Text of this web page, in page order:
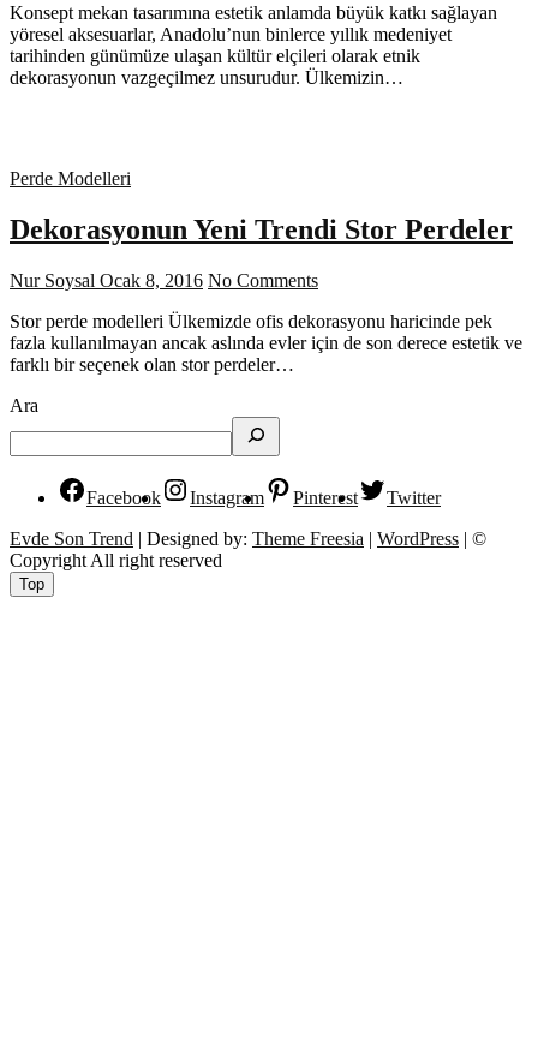
Konsept mekan tasarımına estetik anlamda büyük katkı sağlayan
yöresel aksesuarlar, Anadolu’nun binlerce yıllık medeniyet
tarihinden günümüze ulaşan kültür elçileri olarak etnik
dekorasyonun vazgeçilmez unsurudur. Ülkemizin…
Perde Modelleri
Dekorasyonun Yeni Trendi Stor Perdeler
Nur Soysal Ocak 8, 2016 No Comments
Stor perde modelleri Ülkemizde ofis dekorasyonu haricinde pek
fazla kullanılmayan ancak aslında evler için de son derece estetik ve
farklı bir seçenek olan stor perdeler…
Ara
Facebook Instagram Pinterest
Twitter
Evde Son Trend | Designed by: Theme Freesia | WordPress | ©
Copyright All right reserved
Top